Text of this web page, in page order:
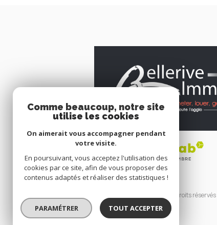
© 2026 | Tous droits réservés
Comme beaucoup, notre site
utilise les cookies
On aimerait vous accompagner pendant
votre visite.
En poursuivant, vous acceptez l'utilisation des
cookies par ce site, afin de vous proposer des
contenus adaptés et réaliser des statistiques !
PARAMÉTRER TOUT ACCEPTER